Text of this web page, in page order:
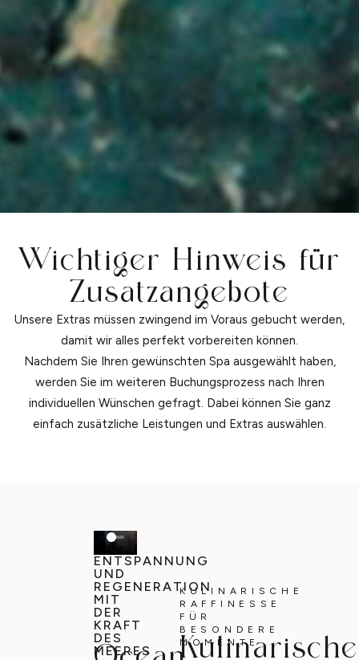
Wichtiger Hinweis für
Zusatzangebote
Unsere Extras müssen zwingend im Voraus gebucht werden,
damit wir alles perfekt vorbereiten können.
Nachdem Sie Ihren gewünschten Spa ausgewählt haben,
werden Sie im weiteren Buchungsprozess nach Ihren
individuellen Wünschen gefragt. Dabei können Sie ganz
einfach zusätzliche Leistungen und Extras auswählen.
ENTSPANNUNG
UND
REGENERATION
MIT
DER
KRAFT
DES
MEERES
KULINARISCHE
RAFFINESSE
FÜR
BESONDERE
MOMENTE